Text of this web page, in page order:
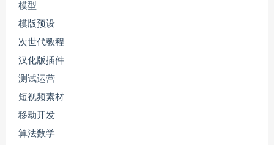
模型
模版预设
次世代教程
汉化版插件
测试运营
短视频素材
移动开发
算法数学